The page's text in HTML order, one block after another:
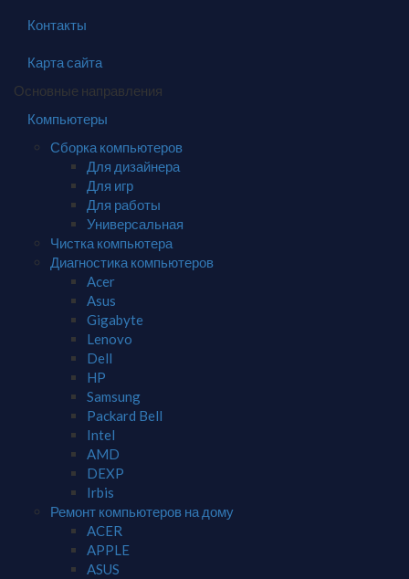
Контакты
Карта сайта
Основные направления
Компьютеры
Сборка компьютеров
Для дизайнера
Для игр
Для работы
Универсальная
Чистка компьютера
Диагностика компьютеров
Acer
Asus
Gigabyte
Lenovo
Dell
HP
Samsung
Packard Bell
Intel
AMD
DEXP
Irbis
Ремонт компьютеров на дому
ACER
APPLE
ASUS